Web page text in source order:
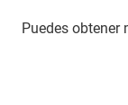
Puedes